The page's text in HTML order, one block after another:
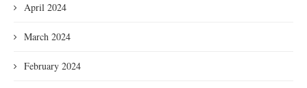
April 2024
March 2024
February 2024